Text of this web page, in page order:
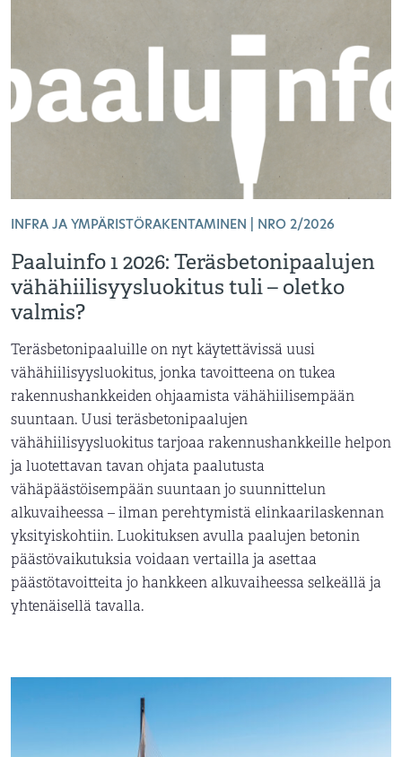
INFRA JA YMPÄRISTÖRAKENTAMINEN | NRO 2/2026
Paaluinfo 1 2026: Teräsbetonipaalujen
vähähiilisyysluokitus tuli – oletko
valmis?
Teräsbetonipaaluille on nyt käytettävissä uusi
vähähiilisyysluokitus, jonka tavoitteena on tukea
rakennushankkeiden ohjaamista vähähiilisempään
suuntaan. Uusi teräsbetonipaalujen
vähähiilisyysluokitus tarjoaa rakennushankkeille helpon
ja luotettavan tavan ohjata paalutusta
vähäpäästöisempään suuntaan jo suunnittelun
alkuvaiheessa – ilman perehtymistä elinkaarilaskennan
yksityiskohtiin. Luokituksen avulla paalujen betonin
päästövaikutuksia voidaan vertailla ja asettaa
päästötavoitteita jo hankkeen alkuvaiheessa selkeällä ja
yhtenäisellä tavalla.